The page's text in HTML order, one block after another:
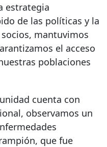
estrategia
de las políticas y la
mantuvimos
el acceso
poblaciones
cuenta con
observamos un
que fue